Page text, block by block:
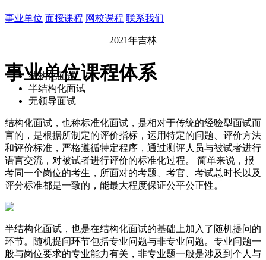
事业单位 面授课程 网校课程 联系我们
2021年吉林
事业单位课程体系
结构化面试
半结构化面试
无领导面试
结构化面试，也称标准化面试，是相对于传统的经验型面试而
言的，是根据所制定的评价指标，运用特定的问题、评价方法
和评价标准，严格遵循特定程序，通过测评人员与被试者进行
语言交流，对被试者进行评价的标准化过程。 简单来说，报
考同一个岗位的考生，所面对的考题、考官、考试总时长以及
评分标准都是一致的，能最大程度保证公平公正性。
半结构化面试，也是在结构化面试的基础上加入了随机提问的
环节。随机提问环节包括专业问题与非专业问题。专业问题一
般与岗位要求的专业能力有关，非专业题一般是涉及到个人与